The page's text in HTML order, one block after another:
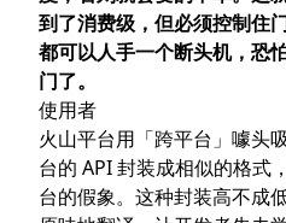
到了消费级，但必须控制住
都可以人手一个断头机，恐
门了。
使用者
火山平台用「跨平台」噱头
台的 API 封装成相似的格式
台的假象。这种封装高不成